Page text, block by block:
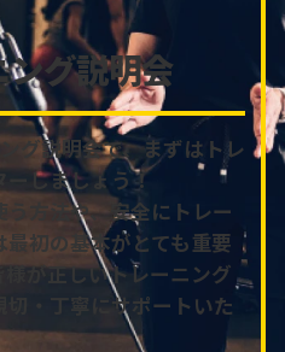
グ説明会
グ説明会で、まずはトレ
ーしましょう！
方法や、安全にトレー
初の基本がとても重要
が正しいトレーニング
・丁寧にサポートいた